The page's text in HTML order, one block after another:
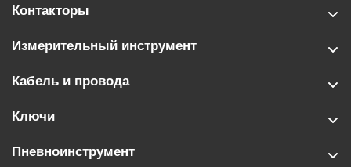
Контакторы
Измерительный инструмент
Кабель и провода
Ключи
Пневноинструмент